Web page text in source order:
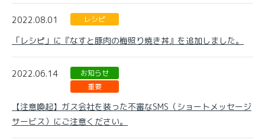
2022.08.01 レシピ
「レシピ」に『なすと豚肉の梅照り焼き丼』を追加しました。
2022.06.14
お知らせ
重要
【注意喚起】ガス会社を装った不審なSMS（ショートメッセージ
サービス）にご注意ください。